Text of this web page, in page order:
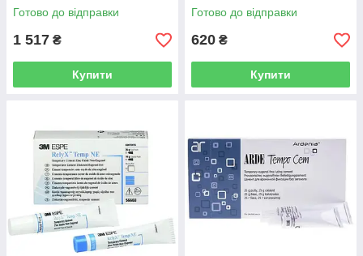
Готово до відправки
1 517 ₴
Купити
Готово до відправки
620 ₴
Купити